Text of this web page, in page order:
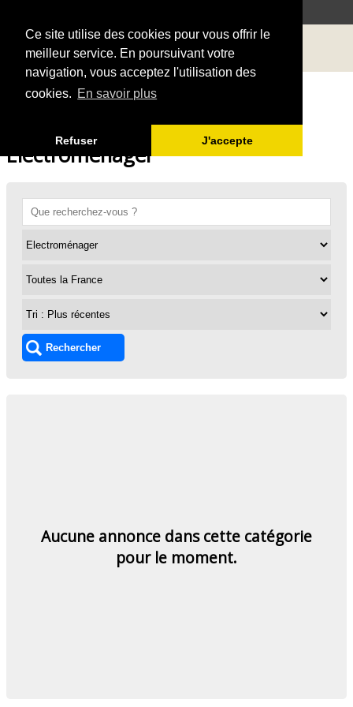
Ce site utilise des cookies pour vous offrir le
meilleur service. En poursuivant votre
navigation, vous acceptez l'utilisation des
cookies. En savoir plus
Refuser J'accepte
Electroménager
Aucune annonce dans cette catégorie
pour le moment.